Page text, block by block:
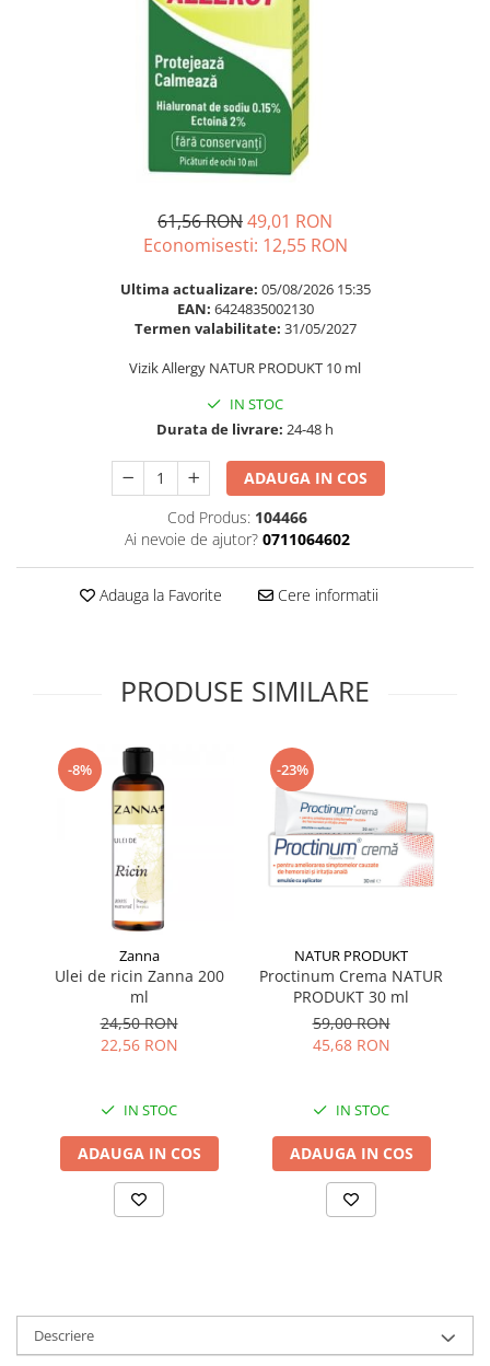
Probiotice si prebiotice
Slabire si control greutate
Supliment Complexe
Supliment Vitamina B
Supliment Vitamina C
Supliment Vitamina D3
Supliment Vitamina E
Tincturi si Gemoderivate
Vitamine si minerale
Balsam masca si tratament
Produse cu SPF Pentru Fata
61,56 RON49,01 RON
Economisesti: 12,55 RON
Ultima actualizare: 05/08/2026 15:35
EAN: 6424835002130
Termen valabilitate: 31/05/2027
Vizik Allergy NATUR PRODUKT 10 ml
IN STOC
Durata de livrare: 24-48 h
ADAUGA IN COS
Cod Produs: 104466
Ai nevoie de ajutor? 0711064602
Adauga la Favorite Cere informatii
PRODUSE SIMILARE
-8%
Zanna
Ulei de ricin Zanna 200
ml
24,50 RON
22,56 RON
IN STOC
ADAUGA IN COS
-23%
NATUR PRODUKT
Proctinum Crema NATUR
PRODUKT 30 ml
59,00 RON
45,68 RON
IN STOC
ADAUGA IN COS
Descriere